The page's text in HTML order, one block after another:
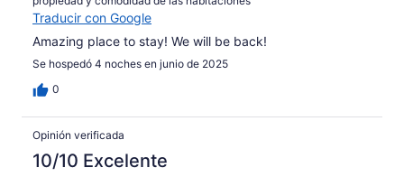
Traducir con Google
Amazing place to stay! We will be back!
Se hospedó 4 noches en junio de 2025
0
Opinión verificada
10/10 Excelente